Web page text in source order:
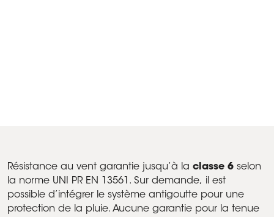
Résistance au vent garantie jusqu’à la classe 6 selon
la norme UNI PR EN 13561. Sur demande, il est
possible d’intégrer le système antigoutte pour une
protection de la pluie. Aucune garantie pour la tenue